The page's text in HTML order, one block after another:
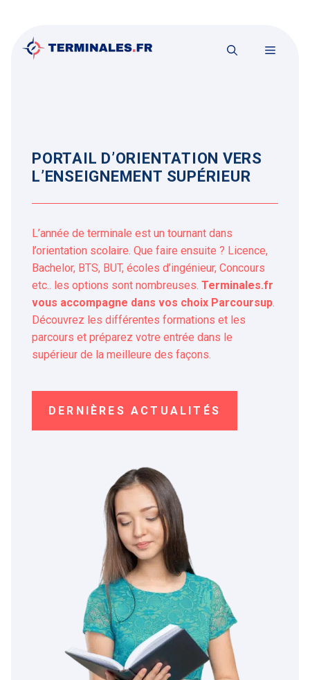
contenu
MENU
PORTAIL D’ORIENTATION VERS
L’ENSEIGNEMENT SUPÉRIEUR
L’année de terminale est un tournant dans
l’orientation scolaire. Que faire ensuite ? Licence,
Bachelor, BTS, BUT, écoles d’ingénieur, Concours
etc.. les options sont nombreuses. Terminales.fr
vous accompagne dans vos choix Parcoursup.
Découvrez les différentes formations et les
parcours et préparez votre entrée dans le
supérieur de la meilleure des façons.
DERNIÈRES ACTUALITÉS